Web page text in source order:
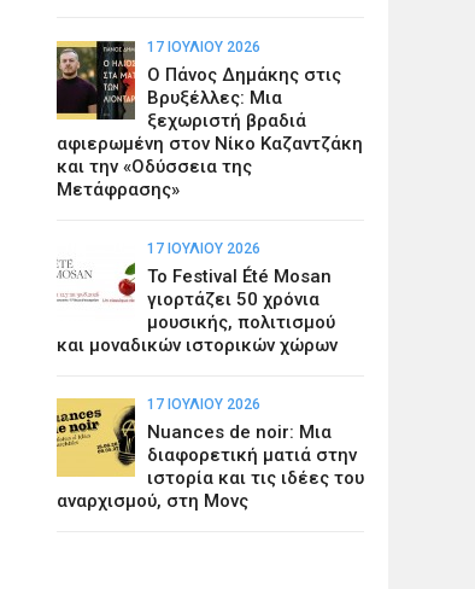
17 ΙΟΥΛΊΟΥ 2026
Ο Πάνος Δημάκης στις
Βρυξέλλες: Μια
ξεχωριστή βραδιά
αφιερωμένη στον Νίκο Καζαντζάκη
και την «Οδύσσεια της
Μετάφρασης»
17 ΙΟΥΛΊΟΥ 2026
Το Festival Été Mosan
γιορτάζει 50 χρόνια
μουσικής, πολιτισμού
και μοναδικών ιστορικών χώρων
17 ΙΟΥΛΊΟΥ 2026
Nuances de noir: Μια
διαφορετική ματιά στην
ιστορία και τις ιδέες του
αναρχισμού, στη Μονς